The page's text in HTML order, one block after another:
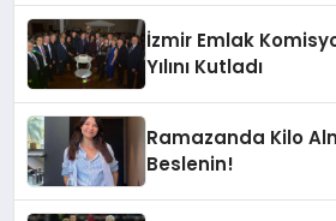
İzmir Emlak
Yılını Kutladı
Ramazanda Kilo
Beslenin!